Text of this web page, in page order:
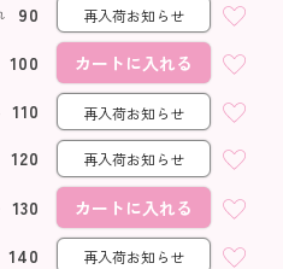
90 再入荷お知らせ
100 カートに入れる
110 再入荷お知らせ
120 再入荷お知らせ
130 カートに入れる
140 再入荷お知らせ